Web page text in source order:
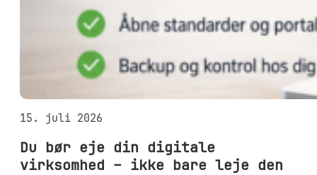
15. juli 2026
Du bør eje din digitale
virksomhed – ikke bare leje den